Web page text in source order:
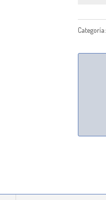
Categoría: